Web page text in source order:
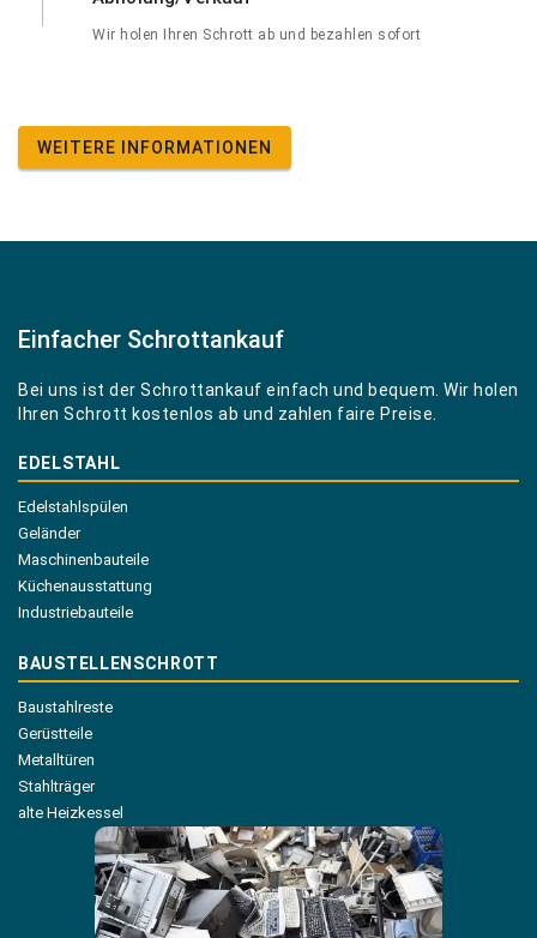
Wir holen Ihren Schrott ab und bezahlen sofort
WEITERE INFORMATIONEN
Einfacher Schrottankauf
Bei uns ist der Schrottankauf einfach und bequem. Wir holen
Ihren Schrott kostenlos ab und zahlen faire Preise.
EDELSTAHL
Edelstahlspülen
Geländer
Maschinenbauteile
Küchenausstattung
Industriebauteile
BAUSTELLENSCHROTT
Baustahlreste
Gerüstteile
Metalltüren
Stahlträger
alte Heizkessel